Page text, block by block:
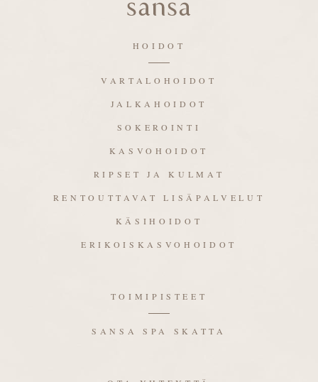
HOIDOT
VARTALOHOIDOT
JALKAHOIDOT
SOKEROINTI
KASVOHOIDOT
RIPSET JA KULMAT
RENTOUTTAVAT LISÄPALVELUT
KÄSIHOIDOT
ERIKOISKASVOHOIDOT
TOIMIPISTEET
SANSA SPA SKATTA